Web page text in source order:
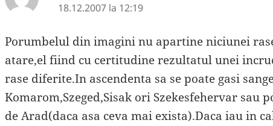
18.12.2007 la 12:19
Porumbelul din imagini nu apartine niciunei
atare,el fiind cu certitudine rezultatul unei
rase diferite.In ascendenta sa se poate gasi
Komarom,Szeged,Sisak ori Szekesfehervar sau
de Arad(daca asa ceva mai exista).Daca iau in